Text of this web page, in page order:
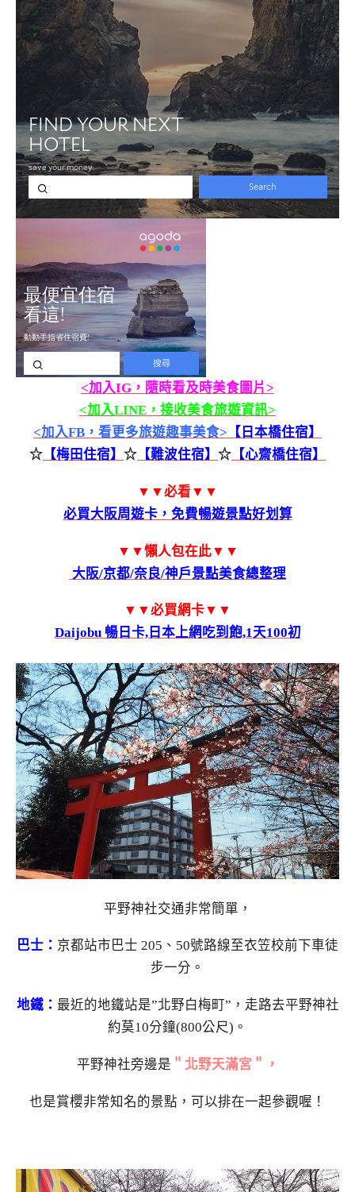
<加入IG，隨時看及時美食圖片>
<加入LINE，接收美食旅遊資訊>
<加入FB，看更多旅遊趣事美食> 【日本橋住宿】
☆ 【梅田住宿】 ☆ 【難波住宿】 ☆ 【心齋橋住宿】
▼▼必看▼▼
必買大阪周遊卡，免費暢遊景點好划算
▼▼懶人包在此▼▼
大阪/京都/奈良/神戶景點美食總整理
▼▼必買網卡▼▼
Daijobu 暢日卡,日本上網吃到飽,1天100初
平野神社交通非常簡單，
巴士： 京都站市巴士 205、50號路線至衣笠校前下車徒
步一分。
地鐵： 最近的地鐵站是”北野白梅町”，走路去平野神社
約莫10分鐘(800公尺)。
平野神社旁邊是 ＂北野天滿宮＂，
也是賞櫻非常知名的景點，可以排在一起參觀喔！